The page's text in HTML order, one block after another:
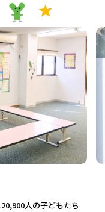
人の子どもたち